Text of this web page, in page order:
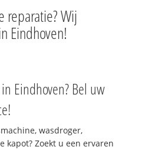
reparatie? Wij
Eindhoven!
Eindhoven? Bel uw
wasdroger,
kapot? Zoekt u een ervaren